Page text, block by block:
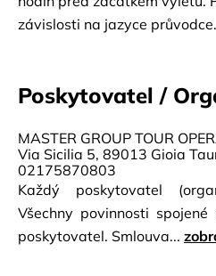
závislosti na jazyce průvodce.
Poskytovatel /
MASTER GROUP TOUR
Via Sicilia 5, 89013 Gioia
02175870803
Každý poskytovatel
Všechny povinnosti
poskytovatel. Smlouva...